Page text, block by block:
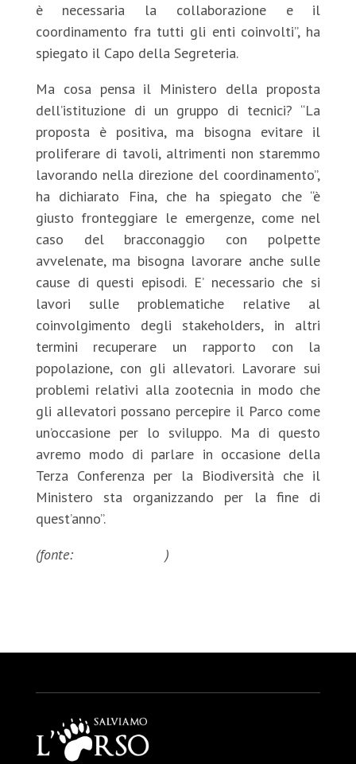
è necessaria la collaborazione e il
coordinamento fra tutti gli enti coinvolti”, ha
spiegato il Capo della Segreteria.
Ma cosa pensa il Ministero della proposta
dell’istituzione di un gruppo di tecnici? “La
proposta è positiva, ma bisogna evitare il
proliferare di tavoli, altrimenti non staremmo
lavorando nella direzione del coordinamento”,
ha dichiarato Fina, che ha spiegato che “è
giusto fronteggiare le emergenze, come nel
caso del bracconaggio con polpette
avvelenate, ma bisogna lavorare anche sulle
cause di questi episodi. E’ necessario che si
lavori sulle problematiche relative al
coinvolgimento degli stakeholders, in altri
termini recuperare un rapporto con la
popolazione, con gli allevatori. Lavorare sui
problemi relativi alla zootecnia in modo che
gli allevatori possano percepire il Parco come
un’occasione per lo sviluppo. Ma di questo
avremo modo di parlare in occasione della
Terza Conferenza per la Biodiversità che il
Ministero sta organizzando per la fine di
quest’anno”.
(fonte:
)